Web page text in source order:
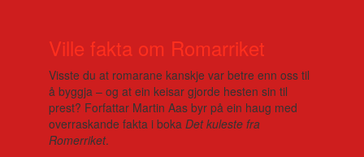
Ville fakta om Romarriket
Visste du at romarane kanskje var betre enn oss til
å byggja – og at ein keisar gjorde hesten sin til
prest? Forfattar Martin Aas byr på ein haug med
overraskande fakta i boka Det kuleste fra
Romerriket.